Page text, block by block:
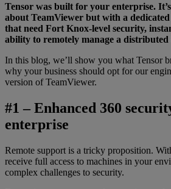
Tensor was built for your enterprise.
about TeamViewer but with a
that need Fort Knox-level security,
ability to remotely manage a distributed
In this blog, we’ll show you what Tensor
why your business should opt for our
version of TeamViewer.
#1 – Enhanced 360
enterprise
Remote support is a tricky proposition.
receive full access to machines in your
complex challenges to security.